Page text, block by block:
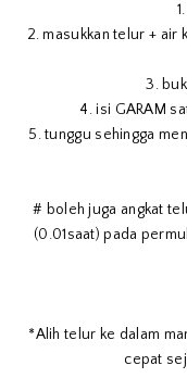
2. masukkan telur + air
3.
4. isi GARAM
5. tunggu sehingga
# boleh juga angkat
(0.01saat) pada
*Alih telur ke dalam
cepat